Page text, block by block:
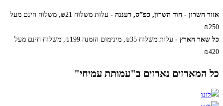
- הוד השרון, כפ”ס, רעננה - עלות משלוח ₪21, משלוח חינם מעל
הארץ - עלות משלוח ₪35, מינימום הזמנה ₪199, משלוח חינם מעל
נארזים ב"עמותת עמיחי"